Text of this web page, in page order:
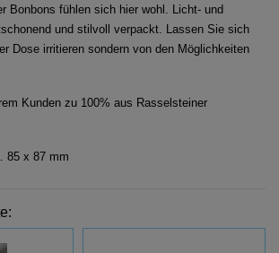
Bonbons fühlen sich hier wohl. Licht- und
und stilvoll verpackt. Lassen Sie sich
Dose irritieren sondern von den Möglichkeiten
Kunden zu 100% aus Rasselsteiner
85 x 87 mm